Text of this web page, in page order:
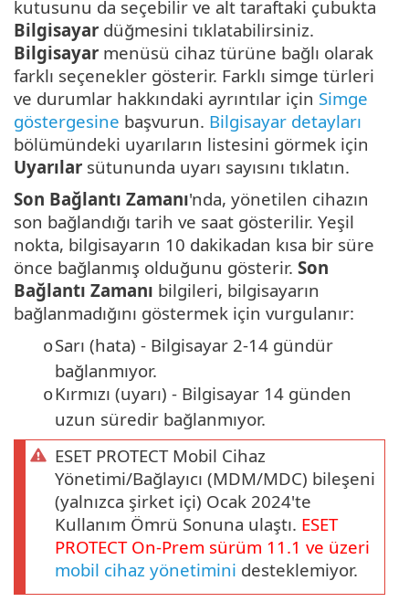
kutusunu da seçebilir ve alt taraftaki çubukta
Bilgisayar düğmesini tıklatabilirsiniz.
Bilgisayar menüsü cihaz türüne bağlı olarak
farklı seçenekler gösterir. Farklı simge türleri
ve durumlar hakkındaki ayrıntılar için Simge
göstergesine başvurun. Bilgisayar detayları
bölümündeki uyarıların listesini görmek için
Uyarılar sütununda uyarı sayısını tıklatın.
Son Bağlantı Zamanı'nda, yönetilen cihazın
son bağlandığı tarih ve saat gösterilir. Yeşil
nokta, bilgisayarın 10 dakikadan kısa bir süre
önce bağlanmış olduğunu gösterir. Son
Bağlantı Zamanı bilgileri, bilgisayarın
bağlanmadığını göstermek için vurgulanır:
oSarı (hata) - Bilgisayar 2-14 gündür
bağlanmıyor.
oKırmızı (uyarı) - Bilgisayar 14 günden
uzun süredir bağlanmıyor.
ESET PROTECT Mobil Cihaz
Yönetimi/Bağlayıcı (MDM/MDC) bileşeni
(yalnızca şirket içi) Ocak 2024'te
Kullanım Ömrü Sonuna ulaştı. ESET
PROTECT On-Prem sürüm 11.1 ve üzeri
mobil cihaz yönetimini desteklemiyor.